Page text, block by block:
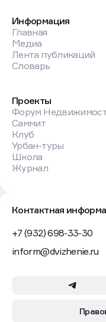
Информация
Главная
Медиа
Лента публикаций
Словарь
Проекты
Форум
Саммит
Клуб
Урбан-туры
Школа
Журнал
Контактная
+7 (932) 698-33-30
inform@dvizhenie.ru